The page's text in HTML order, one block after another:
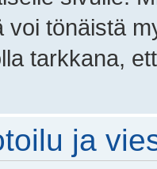
voi tönäistä
tarkkana,
ja